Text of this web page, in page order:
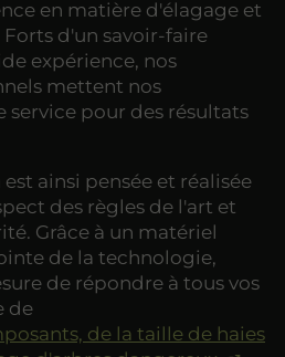
en matière d'élagage et
d'un savoir-faire
expérience, nos
mettent nos
service pour des résultats
ainsi pensée et réalisée
des règles de l'art et
Grâce à un matériel
de la technologie,
de répondre à tous vos
de
de la taille de haies